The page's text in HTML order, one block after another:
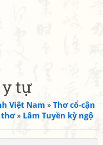
y tự
Việt Nam »Thơ cổ-cận
thơ» Lâm Tuyền kỳ ngộ